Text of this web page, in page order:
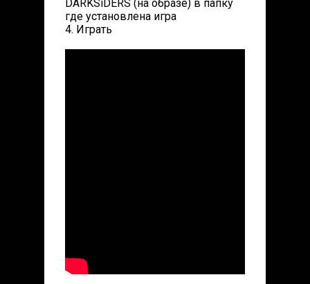
DARKSiDERS (на образе) в папку
где установлена игра
4. Играть